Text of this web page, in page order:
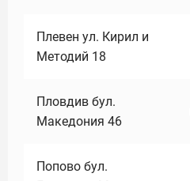
Плевен ул. Кирил и
Методий 18
Пловдив бул.
Македония 46
Попово бул.